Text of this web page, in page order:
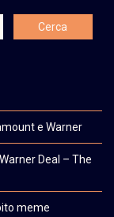
e Warner
Deal – The
meme